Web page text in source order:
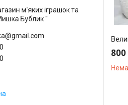
800
м'яких іграшок та
Бублик "